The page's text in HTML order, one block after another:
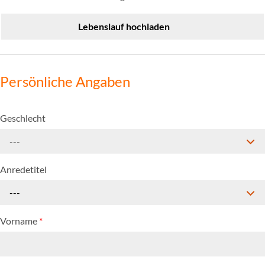
Lebenslauf hochladen
Persönliche Angaben
Geschlecht
---
Anredetitel
---
Vorname *